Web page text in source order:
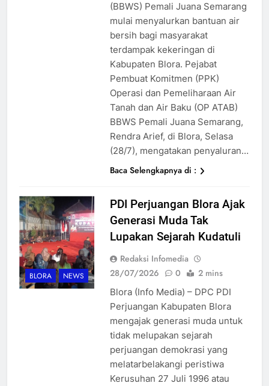
(BBWS) Pemali Juana Semarang
mulai menyalurkan bantuan air
bersih bagi masyarakat
terdampak kekeringan di
Kabupaten Blora. Pejabat
Pembuat Komitmen (PPK)
Operasi dan Pemeliharaan Air
Tanah dan Air Baku (OP ATAB)
BBWS Pemali Juana Semarang,
Rendra Arief, di Blora, Selasa
(28/7), mengatakan penyaluran…
Baca Selengkapnya di :
BLORA NEWS
PDI Perjuangan Blora Ajak
Generasi Muda Tak
Lupakan Sejarah Kudatuli
Redaksi Infomedia
28/07/2026
0 2 mins
Blora (Info Media) – DPC PDI
Perjuangan Kabupaten Blora
mengajak generasi muda untuk
tidak melupakan sejarah
perjuangan demokrasi yang
melatarbelakangi peristiwa
Kerusuhan 27 Juli 1996 atau